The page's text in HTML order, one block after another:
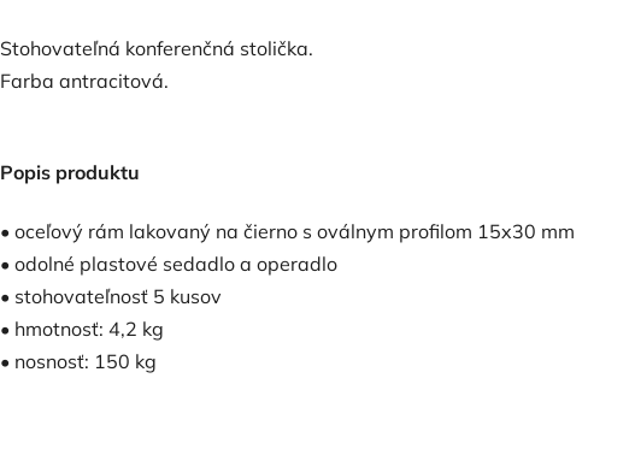
Stohovateľná konferenčná stolička.
Farba antracitová.
Popis produktu
• oceľový rám lakovaný na čierno s oválnym profilom 15x30 mm
• odolné plastové sedadlo a operadlo
• stohovateľnosť 5 kusov
• hmotnosť: 4,2 kg
• nosnosť: 150 kg